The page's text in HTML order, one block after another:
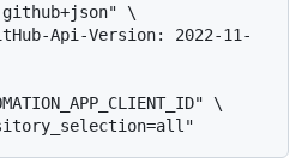
\
\